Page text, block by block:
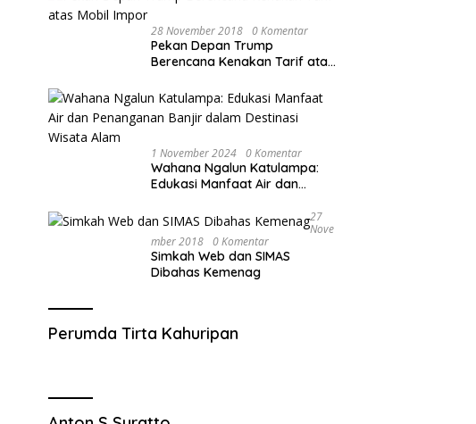
28 November 2018 0 Komentar
Pekan Depan Trump
Berencana Kenakan Tarif atas
1 November 2024 0 Komentar
Wahana Ngalun Katulampa:
Edukasi Manfaat Air dan
Destinasi Wisata Alam
27
Nove
Mber 2018
0 Komentar
Simkah Web dan SIMAS
Dibahas Kemenag
Perumda Tirta Kahuripan